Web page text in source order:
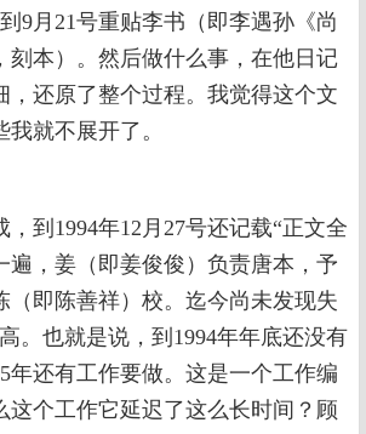
9月21号重贴李书（即李遇孙《尚
刻本）。然后做什么事，在他日记
，还原了整个过程。我觉得这个文
就不展开了。
到1994年12月27号还记载“正文全
遍，姜（即姜俊俊）负责唐本，予
（即陈善祥）校。迄今尚未发现失
。也就是说，到1994年年底还没有
年还有工作要做。这是一个工作编
这个工作它延迟了这么长时间？顾